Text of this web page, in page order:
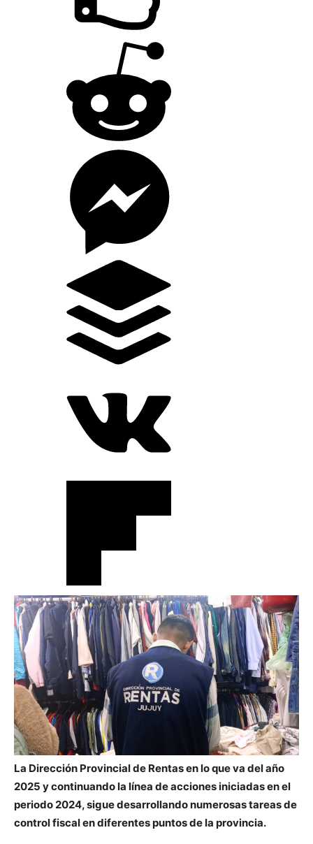
La Dirección Provincial de Rentas en lo que va del año
2025 y continuando la línea de acciones iniciadas en el
periodo 2024, sigue desarrollando numerosas tareas de
control fiscal en diferentes puntos de la provincia.